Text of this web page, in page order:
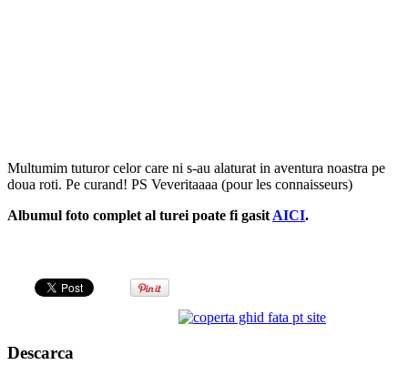
Multumim tuturor celor care ni s-au alaturat in aventura noastra pe
doua roti. Pe curand! PS Veveritaaaa (pour les connaisseurs)
Albumul foto complet al turei poate fi gasit AICI.
Descarca